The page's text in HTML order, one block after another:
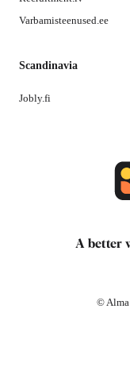
Varbamisteenused.ee
Scandinavia
Jobly.fi
A better
© Alma